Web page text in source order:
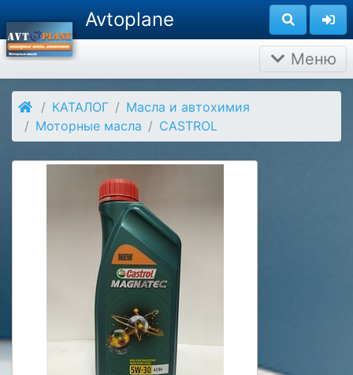
Avtoplane
Меню
КАТАЛОГ
Масла и автохимия
Моторные масла
CASTROL